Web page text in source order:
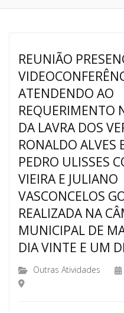
REUNIÃO
ATENDENDO AO
REQUERIMENTO
DA LAVRA DOS
RONALDO ALVES
PEDRO ULISSES
VIEIRA E JULIANO
VASCONCELOS
REALIZADA NA
MUNICIPAL DE
DIA VINTE E UM
Outras Atividades